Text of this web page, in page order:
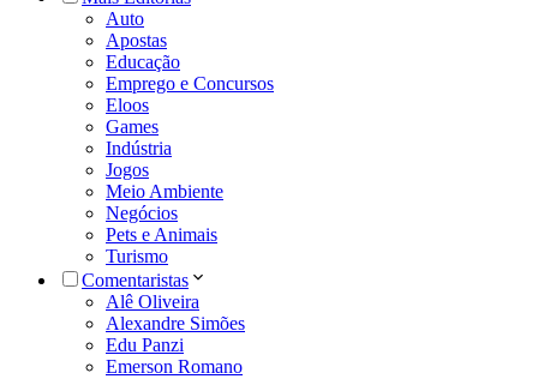
Auto
Apostas
Educação
Emprego e Concursos
Eloos
Games
Indústria
Jogos
Meio Ambiente
Negócios
Pets e Animais
Turismo
Comentaristas
Alê Oliveira
Alexandre Simões
Edu Panzi
Emerson Romano